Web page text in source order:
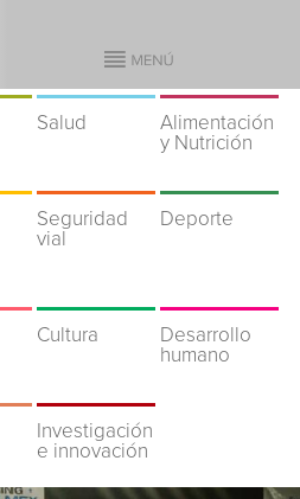
Salud
Alimentación
y Nutrición
Seguridad
vial
Deporte
Cultura
Desarrollo
humano
Investigación
e innovación